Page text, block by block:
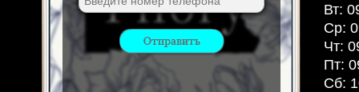
Вт:
Ср:
Чт:
Пт:
Сб: